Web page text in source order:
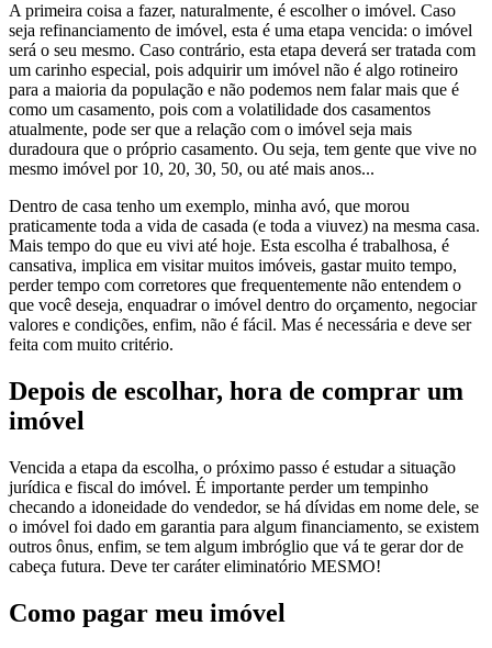
A primeira coisa a fazer, naturalmente, é escolher o imóvel. Caso
seja refinanciamento de imóvel, esta é uma etapa vencida: o imóvel
será o seu mesmo. Caso contrário, esta etapa deverá ser tratada com
um carinho especial, pois adquirir um imóvel não é algo rotineiro
para a maioria da população e não podemos nem falar mais que é
como um casamento, pois com a volatilidade dos casamentos
atualmente, pode ser que a relação com o imóvel seja mais
duradoura que o próprio casamento. Ou seja, tem gente que vive no
mesmo imóvel por 10, 20, 30, 50, ou até mais anos...
Dentro de casa tenho um exemplo, minha avó, que morou
praticamente toda a vida de casada (e toda a viuvez) na mesma casa.
Mais tempo do que eu vivi até hoje. Esta escolha é trabalhosa, é
cansativa, implica em visitar muitos imóveis, gastar muito tempo,
perder tempo com corretores que frequentemente não entendem o
que você deseja, enquadrar o imóvel dentro do orçamento, negociar
valores e condições, enfim, não é fácil. Mas é necessária e deve ser
feita com muito critério.
Depois de escolhar, hora de comprar um
imóvel
Vencida a etapa da escolha, o próximo passo é estudar a situação
jurídica e fiscal do imóvel. É importante perder um tempinho
checando a idoneidade do vendedor, se há dívidas em nome dele, se
o imóvel foi dado em garantia para algum financiamento, se existem
outros ônus, enfim, se tem algum imbróglio que vá te gerar dor de
cabeça futura. Deve ter caráter eliminatório MESMO!
Como pagar meu imóvel